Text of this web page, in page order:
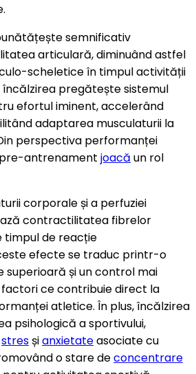
semnificativ
articulară, diminuând astfel
scheletice în timpul activității
încălzirea pregătește sistemul
efortul iminent, accelerând
adaptarea musculaturii la
perspectiva performanței
antrenament joacă un rol
corporale și a perfuziei
contractilitatea fibrelor
timpul de reacție
efecte se traduc printr-o
și un control mai
ce contribuie direct la
atletice. În plus, încălzirea
psihologică a sportivului,
stresșianxietateasociate cu
o stare deconcentrare